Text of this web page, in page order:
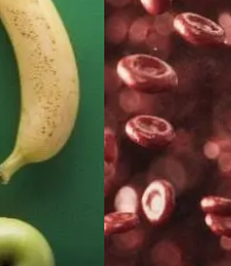
ar kitų priemonių, tokių
arba įsimetė infekcija,